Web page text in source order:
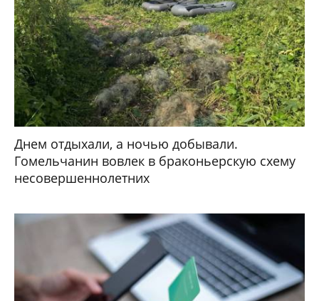
Днем отдыхали, а ночью добывали.
Гомельчанин вовлек в браконьерскую схему
несовершеннолетних